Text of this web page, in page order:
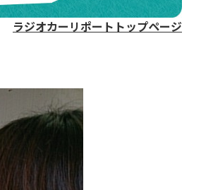
ラジオカーリポートトップページ